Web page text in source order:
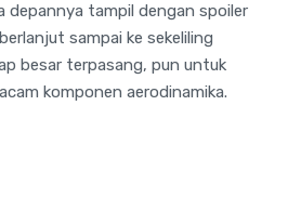
depannya tampil dengan spoiler
sampai ke sekeliling
besar terpasang, pun untuk
komponen aerodinamika.